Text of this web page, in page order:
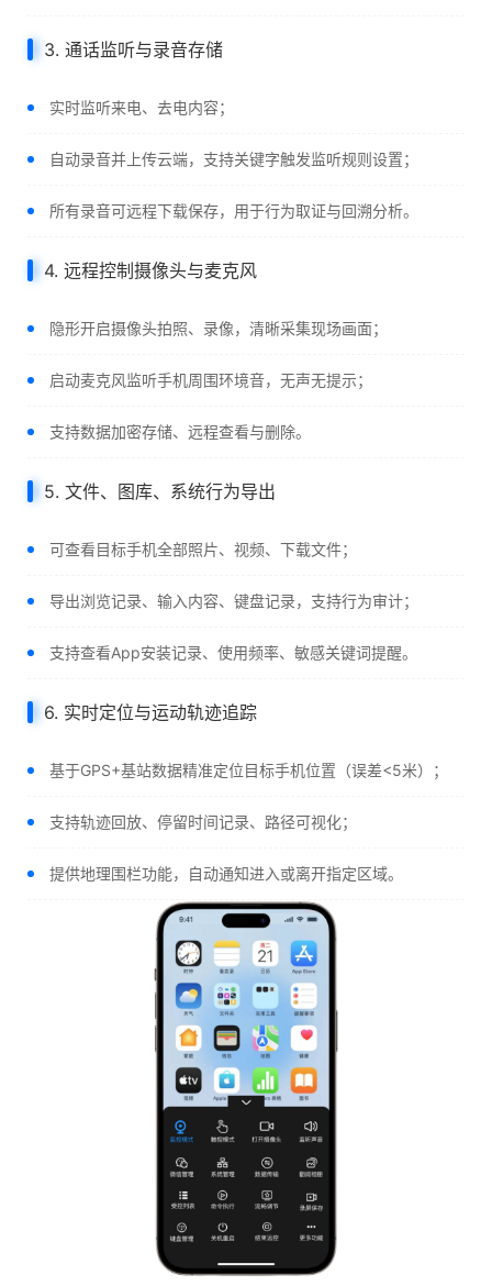
3. 通话监听与录音存储
实时监听来电、去电内容；
自动录音并上传云端，支持关键字触发监听规则设置；
所有录音可远程下载保存，用于行为取证与回溯分析。
4. 远程控制摄像头与麦克风
隐形开启摄像头拍照、录像，清晰采集现场画面；
启动麦克风监听手机周围环境音，无声无提示；
支持数据加密存储、远程查看与删除。
5. 文件、图库、系统行为导出
可查看目标手机全部照片、视频、下载文件；
导出浏览记录、输入内容、键盘记录，支持行为审计；
支持查看App安装记录、使用频率、敏感关键词提醒。
6. 实时定位与运动轨迹追踪
基于GPS+基站数据精准定位目标手机位置（误差<5米）；
支持轨迹回放、停留时间记录、路径可视化；
提供地理围栏功能，自动通知进入或离开指定区域。